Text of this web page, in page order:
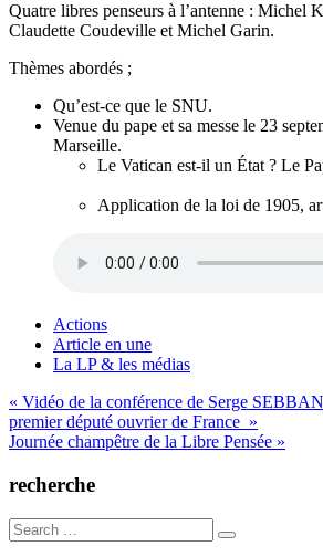
Quatre libres penseurs à l’antenne : Michel
Claudette Coudeville et Michel Garin.
Thèmes abordés ;
Qu’est-ce que le SNU.
Venue du pape et sa messe le 23
Marseille.
Le Vatican est-il un État ? Le
Application de la loi de 1905,
Actions
Article en une
La LP & les médias
Navigation
de
« Vidéo de la conférence de Serge
premier député ouvrier de France »
Journée champêtre de la Libre Pensée »
recherche
Search
for: